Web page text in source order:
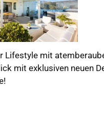
Lifestyle mit
mit exklusiven neuen